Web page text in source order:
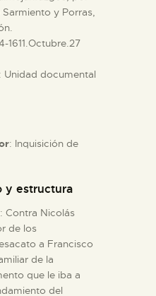
y Porras,
1611.Octubre.27
: Unidad documental
: Inquisición de
y estructura
: Contra Nicolás
de los
a Francisco
de la
que le iba a
del